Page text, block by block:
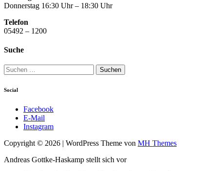
Donnerstag 16:30 Uhr – 18:30 Uhr
Telefon
05492 – 1200
Suche
Suchen
nach:
Social
Facebook
E-Mail
Instagram
Copyright © 2026 | WordPress Theme von MH Themes
Andreas Gottke-Haskamp stellt sich vor